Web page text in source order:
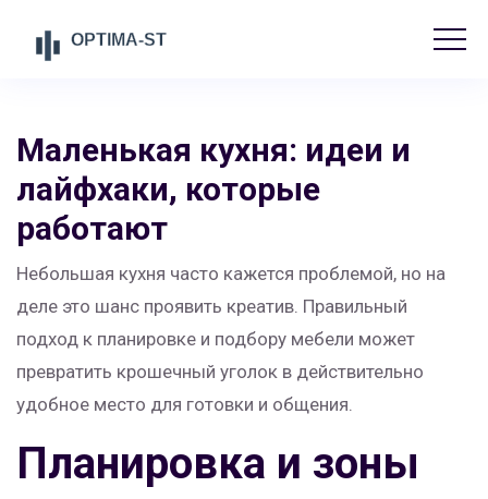
Маленькая кухня: идеи и
лайфхаки, которые
работают
Небольшая кухня часто кажется проблемой, но на
деле это шанс проявить креатив. Правильный
подход к планировке и подбору мебели может
превратить крошечный уголок в действительно
удобное место для готовки и общения.
Планировка и зоны